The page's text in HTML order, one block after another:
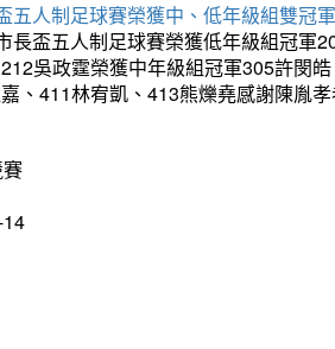
五人制足球賽榮獲中、低年級組雙冠軍
長盃五人制足球賽榮獲低年級組冠
吳政霆榮獲中年級組冠軍305許閔
、411林宥凱、413熊爍堯感謝陳胤